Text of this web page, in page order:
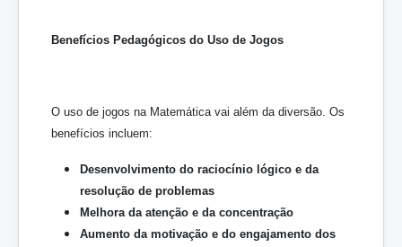
Benefícios Pedagógicos do Uso de Jogos
O uso de jogos na Matemática vai além da diversão. Os
benefícios incluem:
Desenvolvimento do raciocínio lógico e da
resolução de problemas
Melhora da atenção e da concentração
Aumento da motivação e do engajamento dos